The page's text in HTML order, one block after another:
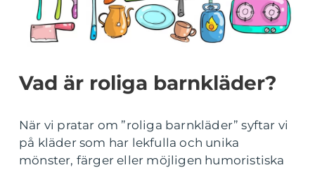
Vad är roliga barnkläder?
När vi pratar om ”roliga barnkläder” syftar vi
på kläder som har lekfulla och unika
mönster, färger eller möjligen humoristiska